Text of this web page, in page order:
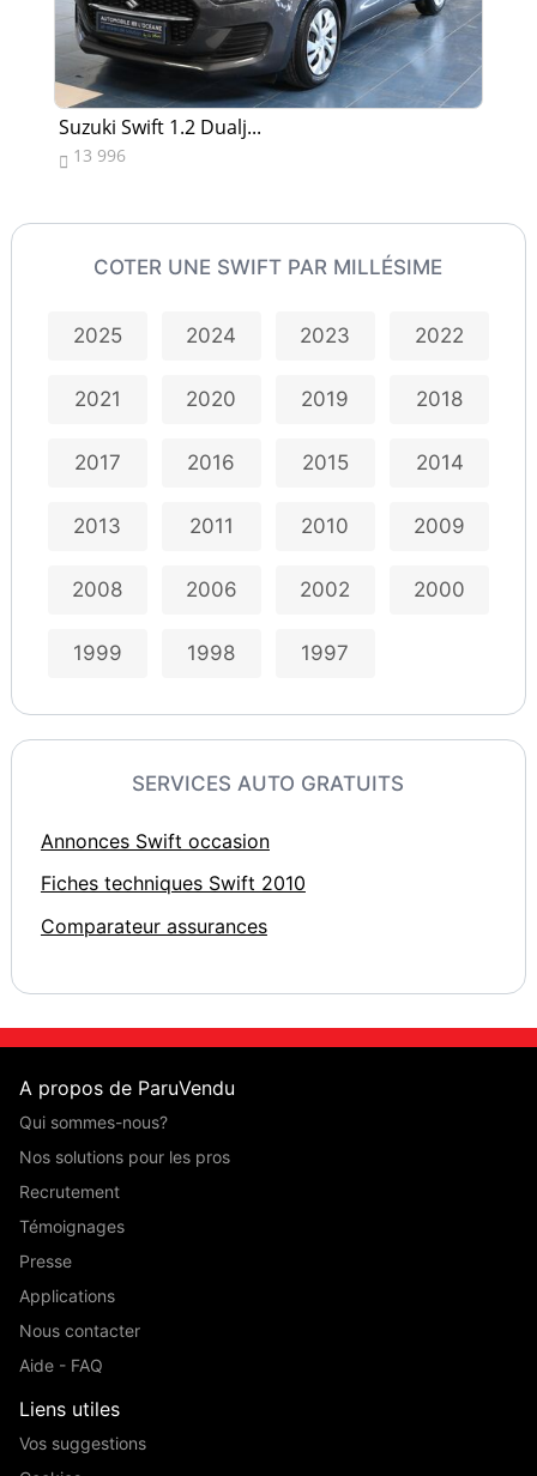
Suzuki Swift 1.2 Dualj...
 13 996
COTER UNE SWIFT PAR MILLÉSIME
2025 2024 2023 2022
2021 2020 2019 2018
2017 2016 2015 2014
2013 2011 2010 2009
2008 2006 2002 2000
1999 1998 1997
SERVICES AUTO GRATUITS
Annonces Swift occasion
Fiches techniques Swift 2010
Comparateur assurances
A propos de ParuVendu
Qui sommes-nous?
Nos solutions pour les pros
Recrutement
Témoignages
Presse
Applications
Nous contacter
Aide - FAQ
Liens utiles
Vos suggestions